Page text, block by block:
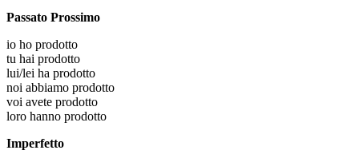
Passato Prossimo
io ho prodotto
tu hai prodotto
lui/lei ha prodotto
noi abbiamo prodotto
voi avete prodotto
loro hanno prodotto
Imperfetto